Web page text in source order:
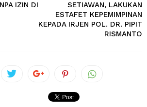
IZIN DI
SETIAWAN, LAKUKAN
ESTAFET KEPEMIMPINAN
KEPADA IRJEN POL. DR. PIPIT
RISMANTO